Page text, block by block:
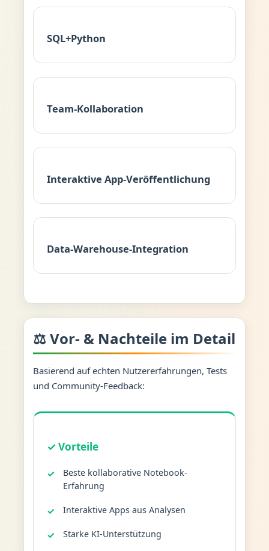
SQL+Python
Team-Kollaboration
Interaktive App-Veröffentlichung
Data-Warehouse-Integration
⚖️ Vor- & Nachteile im Detail
Basierend auf echten Nutzererfahrungen, Tests
und Community-Feedback:
✓ Vorteile
Beste kollaborative Notebook-
Erfahrung
Interaktive Apps aus Analysen
Starke KI-Unterstützung